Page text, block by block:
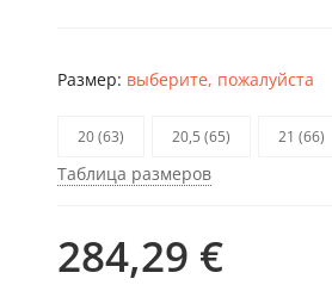
Размер: выберите, пожалуйста
20 (63) 20,5 (65) 21 (66)
Таблица размеров
284,29 €